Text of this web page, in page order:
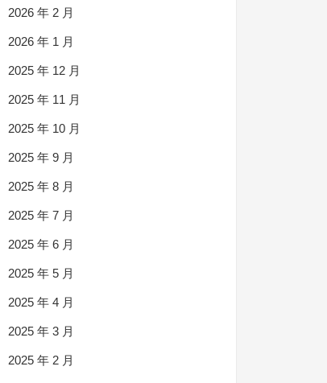
2026 年 2 月
2026 年 1 月
2025 年 12 月
2025 年 11 月
2025 年 10 月
2025 年 9 月
2025 年 8 月
2025 年 7 月
2025 年 6 月
2025 年 5 月
2025 年 4 月
2025 年 3 月
2025 年 2 月